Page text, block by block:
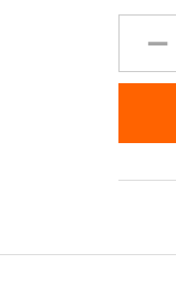
produktu